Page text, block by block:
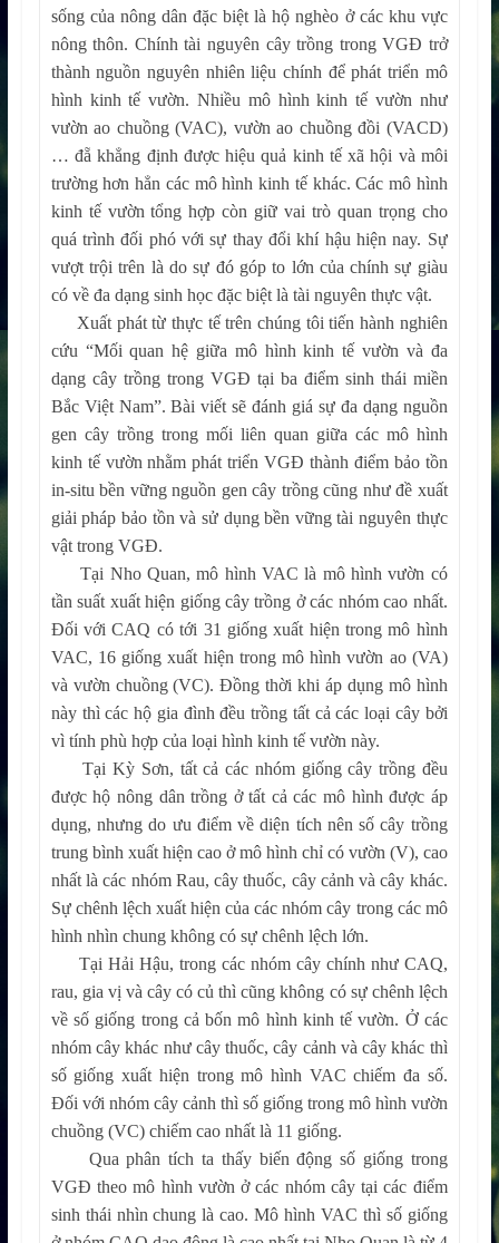
sống của nông dân đặc biệt là hộ nghèo ở các khu vực
nông thôn. Chính tài nguyên cây trồng trong VGĐ trở
thành nguồn nguyên nhiên liệu chính để phát triển mô
hình kinh tế vườn. Nhiều mô hình kinh tế vườn như
vườn ao chuồng (VAC), vườn ao chuồng đồi (VACD)
… đẵ khẳng định được hiệu quả kinh tế xã hội và môi
trường hơn hẳn các mô hình kinh tế khác. Các mô hình
kinh tế vườn tổng hợp còn giữ vai trò quan trọng cho
quá trình đối phó với sự thay đổi khí hậu hiện nay. Sự
vượt trội trên là do sự đó góp to lớn của chính sự giàu
có về đa dạng sinh học đặc biệt là tài nguyên thực vật.
Xuất phát từ thực tế trên chúng tôi tiến hành nghiên
cứu “Mối quan hệ giữa mô hình kinh tế vườn và đa
dạng cây trồng trong VGĐ tại ba điểm sinh thái miền
Bắc Việt Nam”. Bài viết sẽ đánh giá sự đa dạng nguồn
gen cây trồng trong mối liên quan giữa các mô hình
kinh tế vườn nhằm phát triển VGĐ thành điểm bảo tồn
in-situ bền vững nguồn gen cây trồng cũng như đề xuất
giải pháp bảo tồn và sử dụng bền vững tài nguyên thực
vật trong VGĐ.
Tại Nho Quan, mô hình VAC là mô hình vườn có
tần suất xuất hiện giống cây trồng ở các nhóm cao nhất.
Đối với CAQ có tới 31 giống xuất hiện trong mô hình
VAC, 16 giống xuất hiện trong mô hình vườn ao (VA)
và vườn chuồng (VC). Đồng thời khi áp dụng mô hình
này thì các hộ gia đình đều trồng tất cả các loại cây bởi
vì tính phù hợp của loại hình kinh tế vườn này.
Tại Kỳ Sơn, tất cả các nhóm giống cây trồng đều
được hộ nông dân trồng ở tất cả các mô hình được áp
dụng, nhưng do ưu điểm về diện tích nên số cây trồng
trung bình xuất hiện cao ở mô hình chỉ có vườn (V), cao
nhất là các nhóm Rau, cây thuốc, cây cảnh và cây khác.
Sự chênh lệch xuất hiện của các nhóm cây trong các mô
hình nhìn chung không có sự chênh lệch lớn.
Tại Hải Hậu, trong các nhóm cây chính như CAQ,
rau, gia vị và cây có củ thì cũng không có sự chênh lệch
về số giống trong cả bốn mô hình kinh tế vườn. Ở các
nhóm cây khác như cây thuốc, cây cảnh và cây khác thì
số giống xuất hiện trong mô hình VAC chiếm đa số.
Đối với nhóm cây cảnh thì số giống trong mô hình vườn
chuồng (VC) chiếm cao nhất là 11 giống.
Qua phân tích ta thấy biến động số giống trong
VGĐ theo mô hình vườn ở các nhóm cây tại các điểm
sinh thái nhìn chung là cao. Mô hình VAC thì số giống